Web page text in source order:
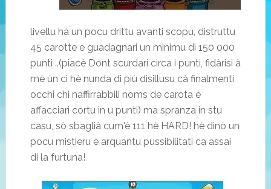
livellu hà un pocu drittu avanti scopu, distruttu
45 carotte e guadagnari un minimu di 150 000
punti ..(piacè Dont scurdari circa i punti, fidàrisi à
mè ùn ci hè nunda di più disillusu cà finalmenti
occhi chi naffirràbbili noms de carota è
affacciari cortu in u punti) ma spranza in stu
casu, sò sbaglià cum'è 111 hè HARD! hè dinò un
pocu mistieru è arquantu pussibilitati ca assai
di la furtuna!